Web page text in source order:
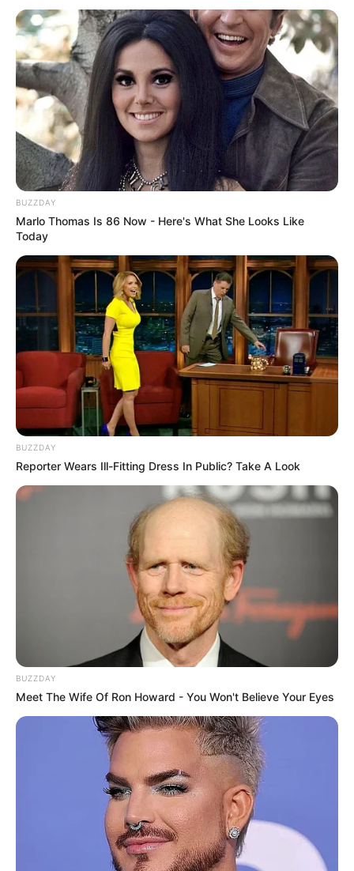
BUZZDAY
Marlo Thomas Is 86 Now - Here's What She Looks Like
Today
BUZZDAY
Reporter Wears Ill-Fitting Dress In Public? Take A Look
BUZZDAY
Meet The Wife Of Ron Howard - You Won't Believe Your Eyes